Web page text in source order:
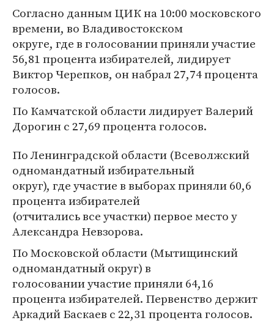
Согласно данным ЦИК на 10:00 московского
времени, во Владивостокском
округе, где в голосовании приняли участие
56,81 процента избирателей, лидирует
Виктор Черепков, он набрал 27,74 процента
голосов.
По Камчатской области лидирует Валерий
Дорогин с 27,69 процента голосов.
По Ленинградской области (Всеволжский
одномандатный избирательный
округ), где участие в выборах приняли 60,6
процента избирателей
(отчитались все участки) первое место у
Александра Невзорова.
По Московской области (Мытищинский
одномандатный округ) в
голосовании участие приняли 64,16
процента избирателей. Первенство держит
Аркадий Баскаев с 22,31 процента голосов.